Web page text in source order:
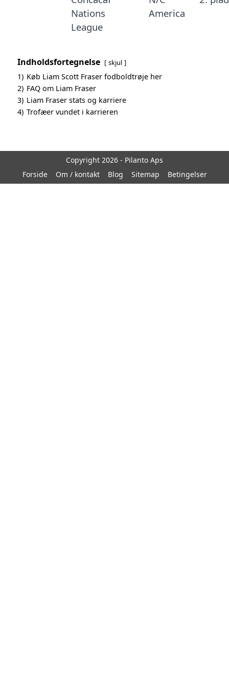
Nations
League
America
Indholdsfortegnelse skjul
1) Køb Liam Scott Fraser fodboldtrøje her
2) FAQ om Liam Fraser
3) Liam Fraser stats og karriere
4) Trofæer vundet i karrieren
Copyright 2026 - Pilanto Aps
Forside
Om / kontakt Blog Sitemap Betingelser